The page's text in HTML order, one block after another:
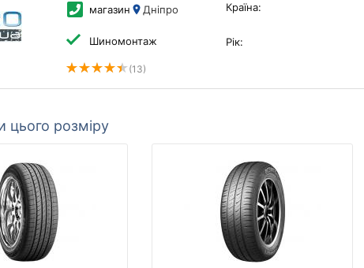
магазин Дніпро
Шиномонтаж
(13)
Країна:
Рік:
цього розміру